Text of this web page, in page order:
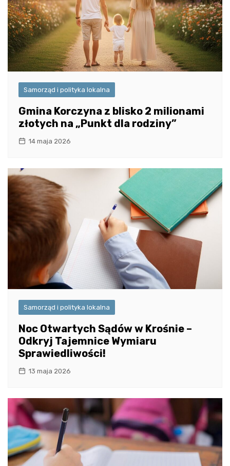
Samorząd i polityka lokalna
Gmina Korczyna z blisko 2 milionami
złotych na „Punkt dla rodziny”
14 maja 2026
Samorząd i polityka lokalna
Noc Otwartych Sądów w Krośnie –
Odkryj Tajemnice Wymiaru
Sprawiedliwości!
13 maja 2026